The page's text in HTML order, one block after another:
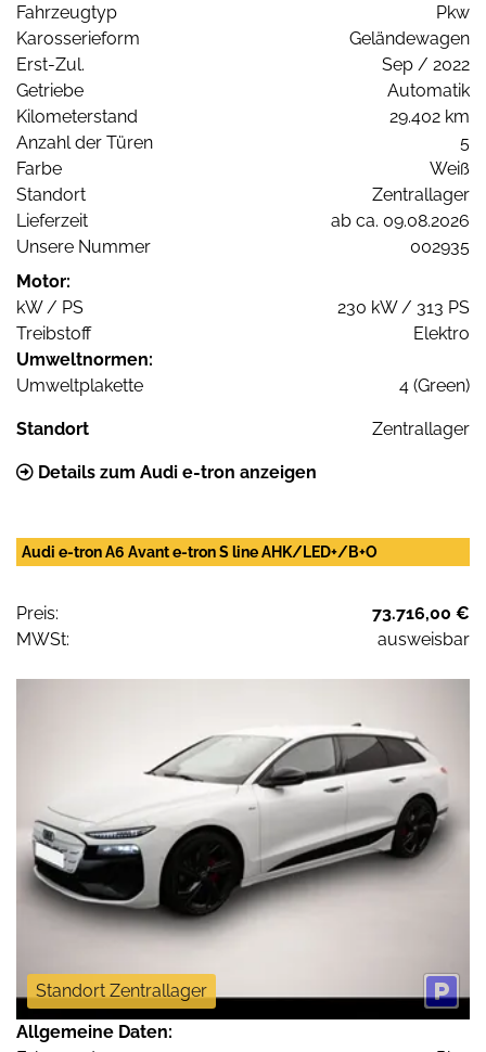
Fahrzeugtyp
Pkw
Karosserieform
Geländewagen
Erst-Zul.
Sep / 2022
Getriebe
Automatik
Kilometerstand
29.402 km
Anzahl der Türen
5
Farbe
Weiß
Standort
Zentrallager
Lieferzeit
ab ca. 09.08.2026
Unsere Nummer
002935
Motor:
kW / PS
230 kW / 313 PS
Treibstoff
Elektro
Umweltnormen:
Umweltplakette
4 (Green)
Standort Zentrallager
Details zum Audi e-tron anzeigen
Audi e-tron A6 Avant e-tron S line AHK/LED+/B+O
Preis:
73.716,00 €
MWSt:
ausweisbar
Standort Zentrallager
Allgemeine Daten: